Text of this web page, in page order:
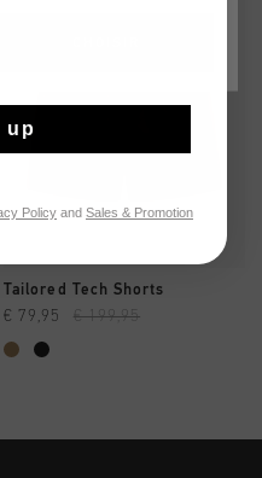
Tailored Tech Shorts
€ 79,95 € 199,95
up
Policy and Sales & Promotion